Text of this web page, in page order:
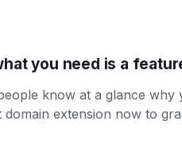
you need is a
know at a glance why
domain extension now to